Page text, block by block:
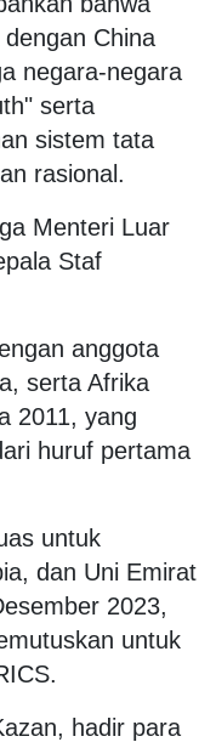
China
negara-negara
serta
sistem tata
rasional.
Menteri Luar
Staf
anggota
serta Afrika
2011, yang
huruf pertama
untuk
dan Uni Emirat
2023,
untuk
hadir para